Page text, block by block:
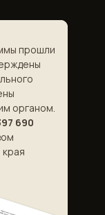
прошли
органом.
690